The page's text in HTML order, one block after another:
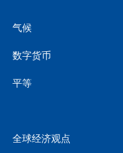
气候
数字货币
平等
全球经济观点